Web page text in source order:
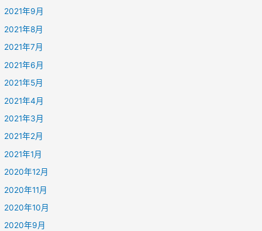
2021年9月
2021年8月
2021年7月
2021年6月
2021年5月
2021年4月
2021年3月
2021年2月
2021年1月
2020年12月
2020年11月
2020年10月
2020年9月